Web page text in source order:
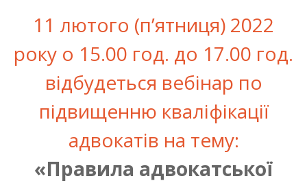
11 лютого (п’ятниця) 2022
року о 15.00 год. до 17.00 год.
відбудеться вебінар по
підвищенню кваліфікації
адвокатів на тему:
«Правила адвокатської